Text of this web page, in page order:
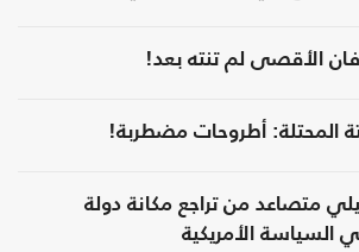
الأقصى لم تنته بعد!
المحتلة: أطروحات مضطربة!
متصاعد من تراجع مكانة دولة
السياسة الأمريكية